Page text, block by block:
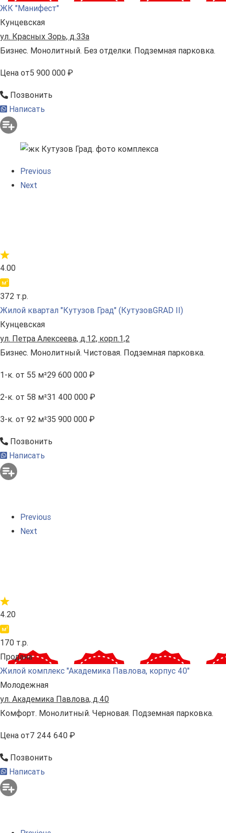
ЖК "Манифест"
Кунцевская
ул. Красных Зорь, д.33а
Бизнес. Монолитный. Без отделки. Подземная парковка.
Цена от5 900 000 ₽
Позвонить
Написать
Previous
Next
4.00
372 т.р.
Жилой квартал "Кутузов Град" (КутузовGRAD II)
Кунцевская
ул. Петра Алексеева, д.12, корп.1,2
Бизнес. Монолитный. Чистовая. Подземная парковка.
1-к. от 55 м²29 600 000 ₽
2-к. от 58 м²31 400 000 ₽
3-к. от 92 м²35 900 000 ₽
Позвонить
Написать
Previous
Next
4.20
170 т.р.
Продана
Жилой комплекс "Академика Павлова, корпус 40"
Молодежная
ул. Академика Павлова, д.40
Комфорт. Монолитный. Черновая. Подземная парковка.
Цена от7 244 640 ₽
Позвонить
Написать